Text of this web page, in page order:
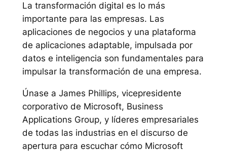
La transformación digital es lo más
importante para las empresas. Las
aplicaciones de negocios y una plataforma
de aplicaciones adaptable, impulsada por
datos e inteligencia son fundamentales para
impulsar la transformación de una empresa.
Únase a James Phillips, vicepresidente
corporativo de Microsoft, Business
Applications Group, y líderes empresariales
de todas las industrias en el discurso de
apertura para escuchar cómo Microsoft